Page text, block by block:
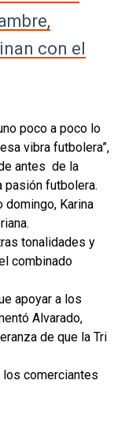
con el
poco a poco lo
vibra futbolera”,
antes de la
futbolera.
domingo, Karina
tonalidades y
combinado
apoyar a los
Alvarado,
de que la Tri
los comerciantes